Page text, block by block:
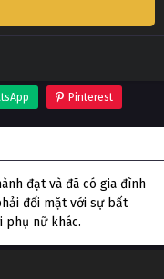
Pinterest
đạt và đã có gia đình
đối mặt với sự bất
phụ nữ khác.